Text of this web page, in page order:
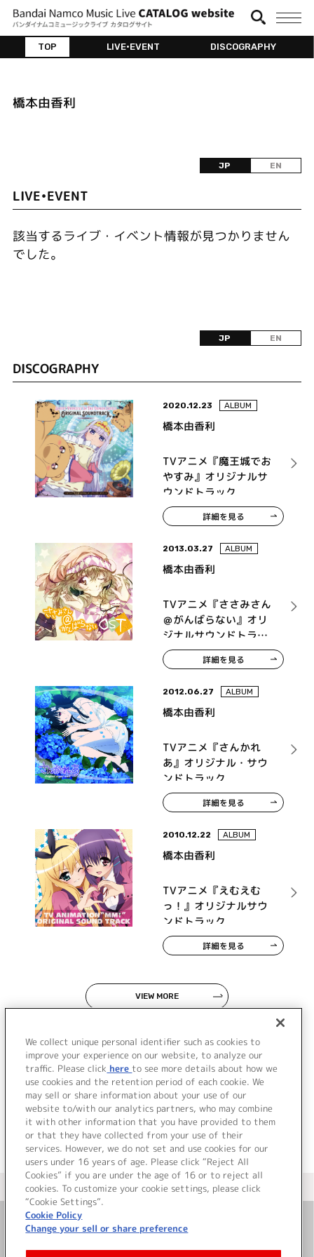
TOP LIVE•EVENT DISCOGRAPHY
橋本由香利
JP EN
LIVE•EVENT
該当するライブ・イベント情報が見つかりません
でした。
JP EN
DISCOGRAPHY
2020.12.23 ALBUM
橋本由香利
TVアニメ『魔王城でお
やすみ』オリジナルサ
ウンドトラック
詳細を見る
2013.03.27 ALBUM
橋本由香利
TVアニメ『ささみさん
＠がんばらない』オリ
ジナルサウンドトラッ
ク
詳細を見る
2012.06.27 ALBUM
橋本由香利
TVアニメ『さんかれ
あ』オリジナル・サウ
ンドトラック
詳細を見る
2010.12.22 ALBUM
橋本由香利
TVアニメ『えむえむ
っ！』オリジナルサウ
ンドトラック
詳細を見る
VIEW MORE
JP
＜ カタログサイト トップページへ
お問い合わせ
We collect unique personal identifier such as cookies to
improve your experience on our website, to analyze our
traffic. Please click here to see more details about how we
use cookies and the retention period of each cookie. We
may sell or share information about your use of our
website to/with our analytics partners, who may combine
it with other information that you have provided to them
or that they have collected from your use of their
services. However, we do not set and use cookies for our
users under 16 years of age. Please click “Reject All
Cookies” if you are under the age of 16 or to reject all
cookies. To customize your cookie settings, please click
“Cookie Settings”.
Cookie Policy
Change your sell or share preference